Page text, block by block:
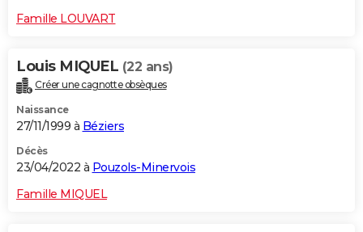
Famille LOUVART
Louis MIQUEL (22 ans)
Créer une cagnotte obsèques
Naissance
27/11/1999 à Béziers
Décès
23/04/2022 à Pouzols-Minervois
Famille MIQUEL